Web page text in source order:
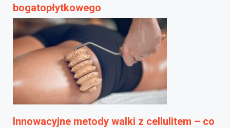
bogatopłytkowego
Innowacyjne metody walki z cellulitem – co